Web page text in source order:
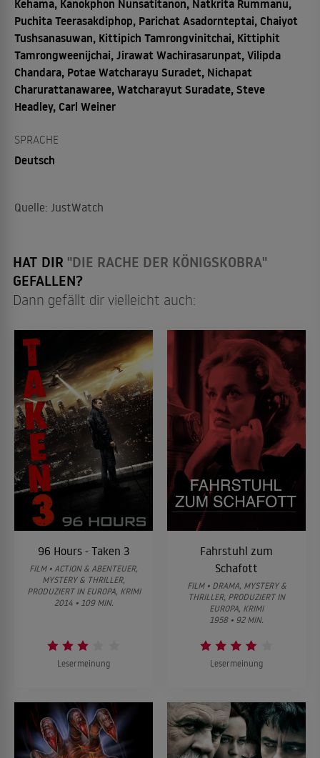
Kehama, Kanokphon Nunsatitanon, Natkrita Rummanu,
Puchita Teerasakdiphop, Parichat Asadornteptai, Chaiyot
Tushsanasuwan, Kittipich Tamrongvinitchai, Kittiphit
Tamrongweenijchai, Jirawat Wachirasarunpat, Vilipda
Chandara, Potae Watcharayu Suradet, Nichapat
Charurattanawaree, Watcharayut Suradate, Steve
Headley, Carl Weiner
SPRACHE
Deutsch
Quelle: JustWatch
HAT DIR "DIE RACHE DER KÖNIGSKOBRA"
GEFALLEN?
Dann gefällt dir vielleicht auch:
96 Hours - Taken 3
FILM • ACTION & ABENTEUER,
MYSTERY & THRILLER,
PRODUZIERT IN EUROPA, KRIMI
2014 • 109 MIN.
Lesermeinung
Fahrstuhl zum
Schafott
FILM • DRAMA, MYSTERY &
THRILLER, PRODUZIERT IN
EUROPA, KRIMI
1958 • 92 MIN.
Lesermeinung